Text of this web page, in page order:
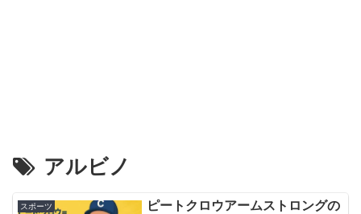
アルビノ
スポーツ
ピートクロウアームストロングの